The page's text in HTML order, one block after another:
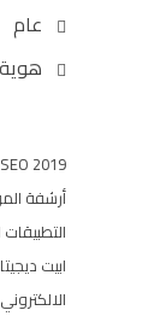
عام
هوية
SEO 2019
أرشفة
ابيت
الالكتروني